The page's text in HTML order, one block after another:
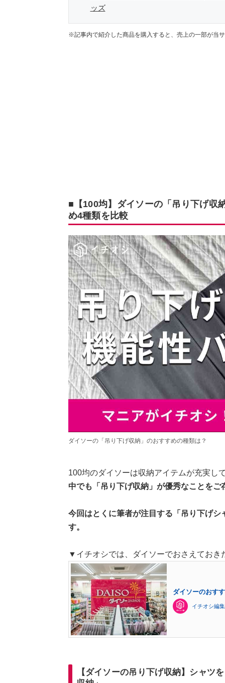
ッズ
※記事内で紹介した商品を購入すると、売上の一部が当
■【100均】ダイソーの「吊り下げ収
め4種類を比較
ダイソーの「吊り下げ収納」のおすすめの種類は？
100均のダイソーは収納アイテムが充実し
中でも「吊り下げ収納」が優秀なことをご
今回はとくに筆者が注目する「吊り下げ
す。
▼イチオシでは、ダイソーでおさえておき
ダイソーのおす
イチオシ編
【ダイソーの吊り下げ収納】シャツ